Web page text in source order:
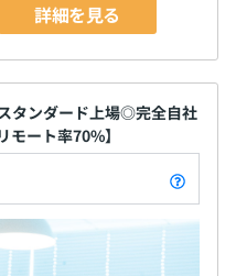
詳細を見る
タンダード上場◎完全自社
ート率70%】